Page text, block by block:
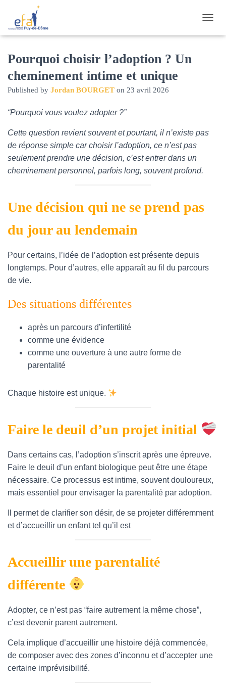
U
E
Pourquoi choisir l’adoption ? Un
cheminement intime et unique
Published by Jordan BOURGET on 23 avril 2026
“Pourquoi vous voulez adopter ?”
Cette question revient souvent et pourtant, il n’existe pas
de réponse simple car choisir l’adoption, ce n’est pas
seulement prendre une décision, c’est entrer dans un
cheminement personnel, parfois long, souvent profond.
Une décision qui ne se prend pas
du jour au lendemain
Pour certains, l’idée de l’adoption est présente depuis
longtemps. Pour d’autres, elle apparaît au fil du parcours
de vie.
Des situations différentes
après un parcours d’infertilité
comme une évidence
comme une ouverture à une autre forme de
parentalité
Chaque histoire est unique. ​
Faire le deuil d’un projet initial ​​
Dans certains cas, l’adoption s’inscrit après une épreuve.
Faire le deuil d’un enfant biologique peut être une étape
nécessaire. Ce processus est intime, souvent douloureux,
mais essentiel pour envisager la parentalité par adoption.
Il permet de clarifier son désir, de se projeter différemment
et d’accueillir un enfant tel qu’il est
Accueillir une parentalité
différente ​​​
Adopter, ce n’est pas “faire autrement la même chose”,
c’est devenir parent autrement.
Cela implique d’accueillir une histoire déjà commencée,
de composer avec des zones d’inconnu et d’accepter une
certaine imprévisibilité.